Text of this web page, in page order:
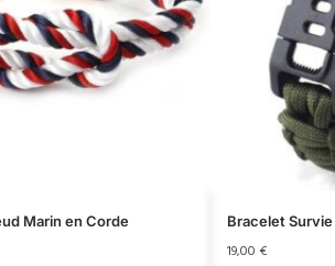
Marin en Corde Bracelet
19,00 €